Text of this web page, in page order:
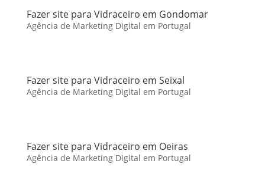
Fazer site para Vidraceiro em Gondomar
Agência de Marketing Digital em Portugal
Fazer site para Vidraceiro em Seixal
Agência de Marketing Digital em Portugal
Fazer site para Vidraceiro em Oeiras
Agência de Marketing Digital em Portugal